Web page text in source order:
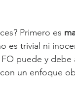
Primero es
es trivial ni
puede y debe
un enfoque